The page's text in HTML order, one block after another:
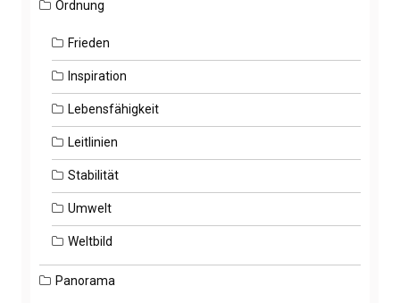
Ordnung
Frieden
Inspiration
Lebensfähigkeit
Leitlinien
Stabilität
Umwelt
Weltbild
Panorama